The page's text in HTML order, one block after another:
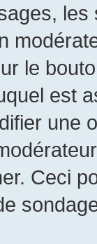
le
est
une
Ceci